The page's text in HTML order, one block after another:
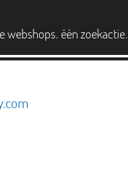
webshops. één zoekactie.